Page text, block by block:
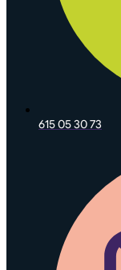
615 05 30 73